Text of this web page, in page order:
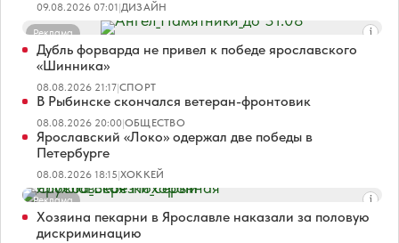
09.08.2026 07:01|ДИЗАЙН
Реклама
Дубль форварда не привел к победе ярославского
«Шинника»
08.08.2026 21:17|СПОРТ
В Рыбинске скончался ветеран-фронтовик
08.08.2026 20:00|ОБЩЕСТВО
Ярославский «Локо» одержал две победы в
Петербурге
08.08.2026 18:15|ХОККЕЙ
Реклама
Хозяина пекарни в Ярославле наказали за половую
дискриминацию